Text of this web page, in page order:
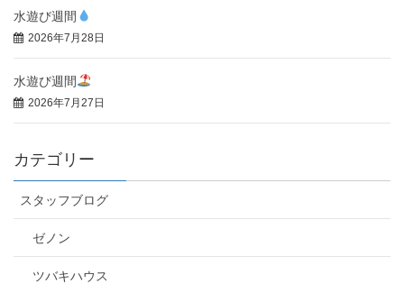
水遊び週間
2026年7月28日
水遊び週間
2026年7月27日
カテゴリー
スタッフブログ
ゼノン
ツバキハウス